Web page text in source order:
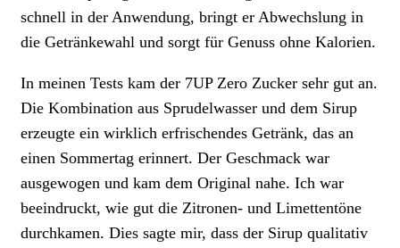
schnell in der Anwendung, bringt er Abwechslung in
die Getränkewahl und sorgt für Genuss ohne Kalorien.
In meinen Tests kam der 7UP Zero Zucker sehr gut an.
Die Kombination aus Sprudelwasser und dem Sirup
erzeugte ein wirklich erfrischendes Getränk, das an
einen Sommertag erinnert. Der Geschmack war
ausgewogen und kam dem Original nahe. Ich war
beeindruckt, wie gut die Zitronen- und Limettentöne
durchkamen. Dies sagte mir, dass der Sirup qualitativ